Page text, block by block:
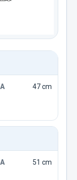
47 cm
51 cm